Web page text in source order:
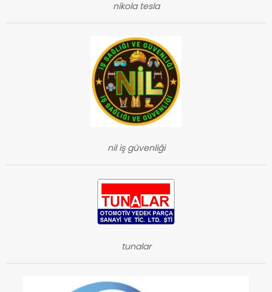
nikola tesla
nil iş güvenliği
tunalar